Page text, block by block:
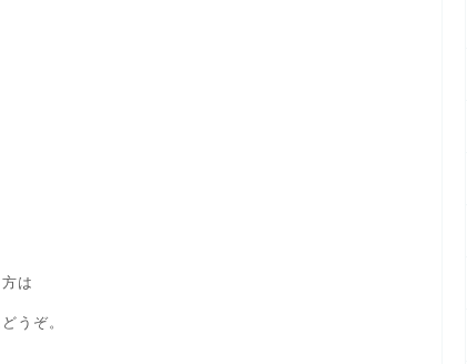
は
うぞ。